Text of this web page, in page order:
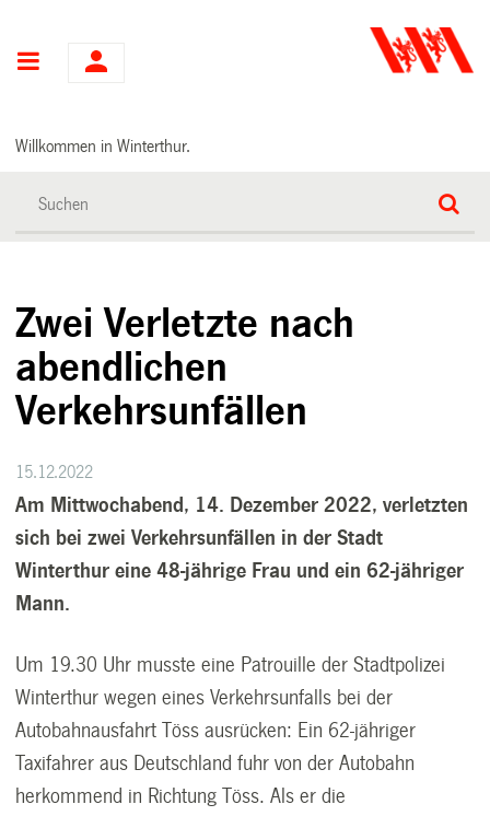
Hauptnavigation
Willkommen in Winterthur.
Zwei Verletzte nach
abendlichen
Verkehrsunfällen
15.12.2022
Am Mittwochabend, 14. Dezember 2022, verletzten
sich bei zwei Verkehrsunfällen in der Stadt
Winterthur eine 48-jährige Frau und ein 62-jähriger
Mann.
Um 19.30 Uhr musste eine Patrouille der Stadtpolizei
Winterthur wegen eines Verkehrsunfalls bei der
Autobahnausfahrt Töss ausrücken: Ein 62-jähriger
Taxifahrer aus Deutschland fuhr von der Autobahn
herkommend in Richtung Töss. Als er die